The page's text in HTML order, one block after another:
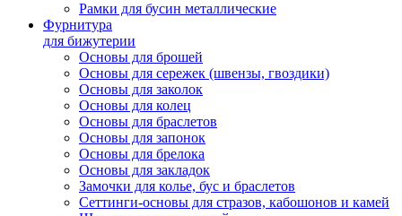
Рамки для бусин металлические
Фурнитура
для бижутерии
Основы для брошей
Основы для сережек (швензы, гвоздики)
Основы для заколок
Основы для колец
Основы для браслетов
Основы для запонок
Основы для брелока
Основы для закладок
Замочки для колье, бус и браслетов
Сеттинги-основы для стразов, кабошонов и камей